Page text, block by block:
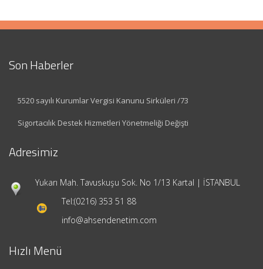
Son Haberler
5520 sayılı Kurumlar Vergisi Kanunu Sirküleri /73
Sigortacılık Destek Hizmetleri Yönetmeliği Değişti
Adresimiz
Yukarı Mah. Tavuskuşu Sok. No 1/13 Kartal | İSTANBUL
Tel:(0216) 353 51 88
info@ahsendenetim.com
Hızlı Menü